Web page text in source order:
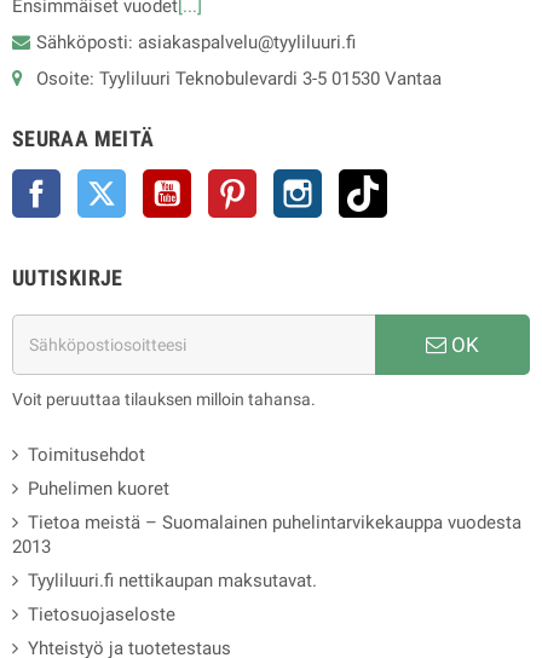
Ensimmäiset vuodet [...]
Sähköposti: asiakaspalvelu@tyyliluuri.fi
Osoite: Tyyliluuri Teknobulevardi 3-5 01530 Vantaa
SEURAA MEITÄ
Facebook Twitter YouTube Pinterest Instagram
UUTISKIRJE
OK
Voit peruuttaa tilauksen milloin tahansa.
Toimitusehdot
Puhelimen kuoret
Tietoa meistä – Suomalainen puhelintarvikekauppa vuodesta
2013
Tyyliluuri.fi nettikaupan maksutavat.
Tietosuojaseloste
Yhteistyö ja tuotetestaus